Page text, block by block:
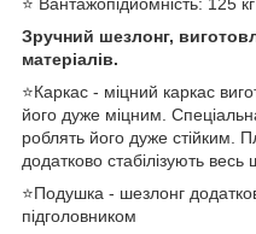
Зручний шезлонг,
матеріалів.
⭐Каркас - міцний каркас
його дуже міцним.
роблять його дуже стійким.
додатково стабілізують весь
⭐Подушка - шезлонг
підголовником